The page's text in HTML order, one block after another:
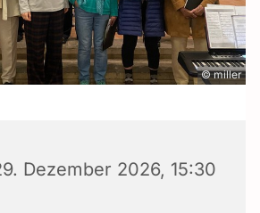
© miller
Dezember 2026, 15:30